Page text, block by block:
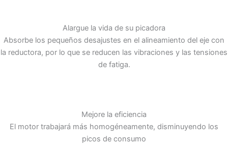
Alargue la vida de su picadora
Absorbe los pequeños desajustes en el alineamiento del eje con
la reductora, por lo que se reducen las vibraciones y las tensiones
de fatiga.
Mejore la eficiencia
El motor trabajará más homogéneamente, disminuyendo los
picos de consumo